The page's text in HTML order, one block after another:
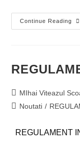
Continue Reading
MIhai Viteazul
Noutati /
REGULAMENT